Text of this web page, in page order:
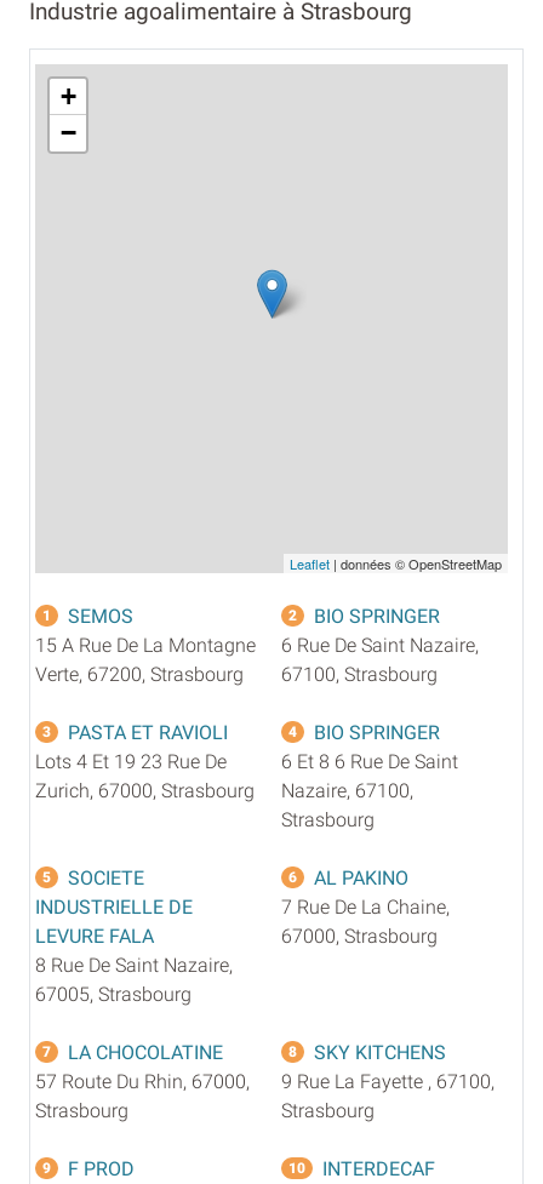
Industrie agoalimentaire à Strasbourg
+
−
Leaflet | données © OpenStreetMap
1
SEMOS
15 A Rue De La Montagne
Verte, 67200, Strasbourg
2
BIO SPRINGER
6 Rue De Saint Nazaire,
67100, Strasbourg
3
PASTA ET RAVIOLI
Lots 4 Et 19 23 Rue De
Zurich, 67000, Strasbourg
4
BIO SPRINGER
6 Et 8 6 Rue De Saint
Nazaire, 67100,
Strasbourg
5
SOCIETE
INDUSTRIELLE DE
LEVURE FALA
8 Rue De Saint Nazaire,
67005, Strasbourg
6
AL PAKINO
7 Rue De La Chaine,
67000, Strasbourg
7
LA CHOCOLATINE
57 Route Du Rhin, 67000,
Strasbourg
8
SKY KITCHENS
9 Rue La Fayette , 67100,
Strasbourg
9
F PROD
10
INTERDECAF